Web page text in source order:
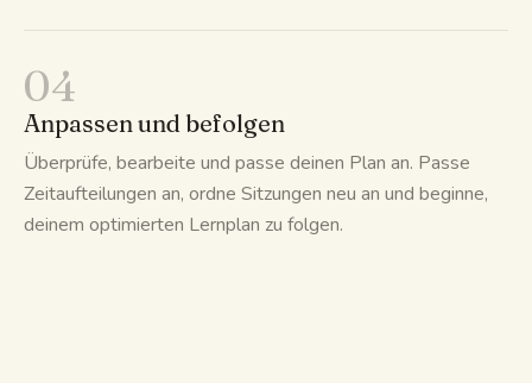
04
Anpassen und befolgen
Überprüfe, bearbeite und passe deinen Plan an. Passe
Zeitaufteilungen an, ordne Sitzungen neu an und beginne,
deinem optimierten Lernplan zu folgen.